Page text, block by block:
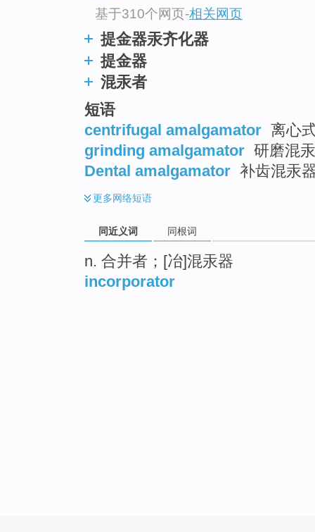
基于310个网页-相关网页
提金器汞齐化器
提金器
混汞者
短语
centrifugal amalgamator 离心
grinding amalgamator 研磨混
Dental amalgamator 补齿混汞
更多网络短语
同近义词 同根词
n. 合并者；[冶]混汞器
incorporator